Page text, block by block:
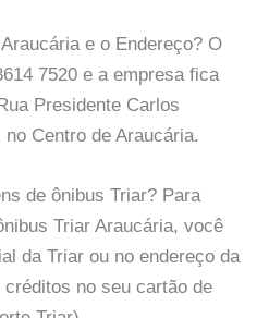
e o Endereço? O
7520 e a empresa fica
Presidente Carlos
Centro de Araucária.
de ônibus Triar? Para
Triar Araucária, você
da Triar ou no endereço da
no seu cartão de